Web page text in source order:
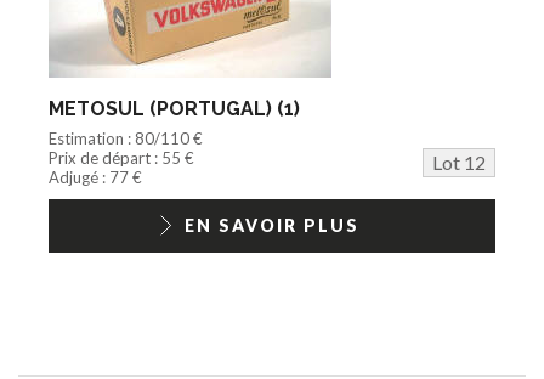
METOSUL (PORTUGAL) (1)
Estimation : 80/110 €
Prix de départ : 55 €
Lot 12
Adjugé : 77 €
EN SAVOIR PLUS